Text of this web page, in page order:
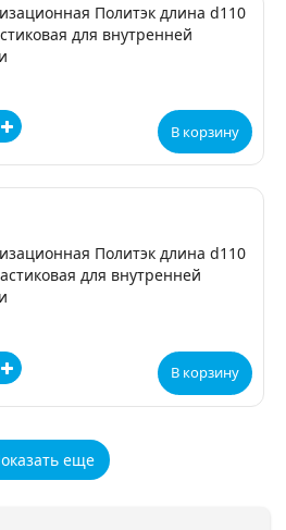
Политэк длина d110
для внутренней
В корзину
Политэк длина d110
для внутренней
В корзину
еще